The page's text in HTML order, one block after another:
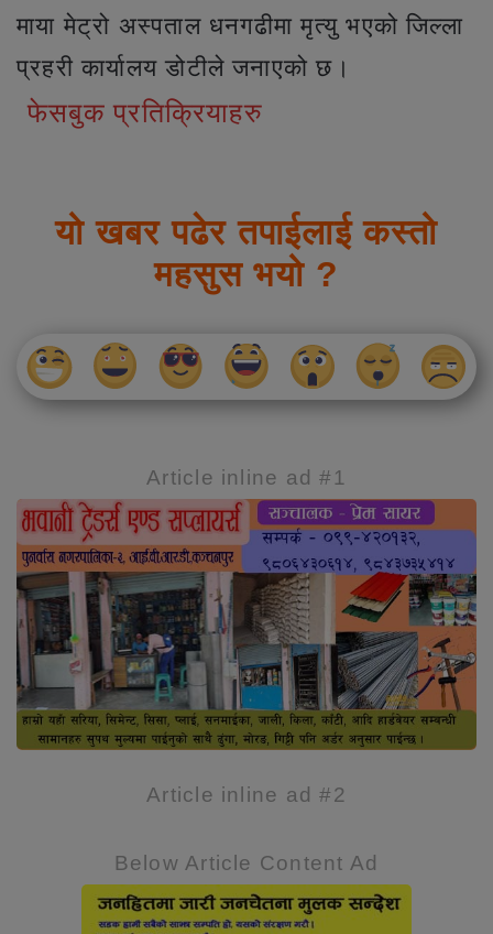
माया मेट्रो अस्पताल धनगढीमा मृत्यु भएको जिल्ला
प्रहरी कार्यालय डोटीले जनाएको छ।
फेसबुक प्रतिक्रियाहरु
यो खबर पढेर तपाईलाई कस्तो
महसुस भयो ?
Article inline ad #1
Article inline ad #2
Below Article Content Ad